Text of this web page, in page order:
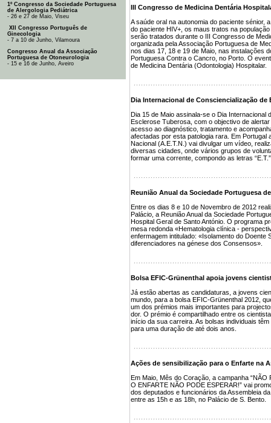
1º Congresso da Sociedade Portuguesa
de Alergologia Pediátrica
- 26 e 27 de Maio, Viseu
XII Congresso Português de
Ginecologia
- 7 a 10 de Junho, Vilamoura
Congresso Anual da Associação
Portuguesa de Otoneurologia
- 15 e 16 de Junho, Aveiro
III Congresso de Medicina Dentária
A saúde oral na autonomia do paciente sénior,
do paciente HIV+, os maus tratos na
serão tratados durante o III Congresso de
organizada pela Associação Portuguesa de
nos dias 17, 18 e 19 de Maio, nas instalações
Portuguesa Contra o Cancro, no Porto. O
de Medicina Dentária (Odontologia) Hospitalar.
Dia Internacional de Consciencialização de
Dia 15 de Maio assinala-se o Dia Internacional
Esclerose Tuberosa, com o objectivo de
acesso ao diagnóstico, tratamento e
afectadas por esta patologia rara. Em
Nacional (A.E.T.N.) vai divulgar um vídeo,
diversas cidades, onde vários grupos de
formar uma corrente, compondo as letras
Reunião Anual da Sociedade Portuguesa
Entre os dias 8 e 10 de Novembro de 2012
Palácio, a Reunião Anual da Sociedade
Hospital Geral de Santo António. O programa
mesa redonda «Hematologia clínica -
enfermagem intitulado: «Isolamento do Doente
diferenciadores na génese dos Consensos».
Bolsa EFIC-Grünenthal apoia jovens
Já estão abertas as candidaturas, a jovens
mundo, para a bolsa EFIC-Grünenthal 2012,
um dos prémios mais importantes para
dor. O prémio é compartilhado entre os
início da sua carreira. As bolsas individuais
para uma duração de até dois anos.
Ações de sensibilização para o Enfarte na
Em Maio, Mês do Coração, a campanha “NÃO
O ENFARTE NÃO PODE ESPERAR!” vai
dos deputados e funcionários da Assembleia
entre as 15h e as 18h, no Palácio de S. Bento.